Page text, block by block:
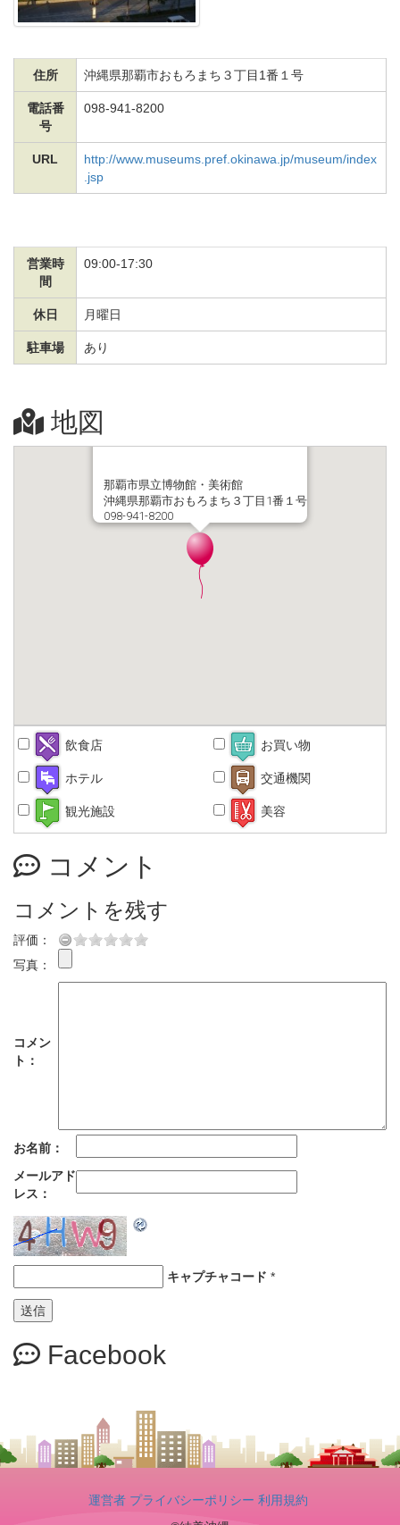
住所 沖縄県那覇市おもろまち３丁目1番１号
電話番
号
098-941-8200
URL
http://www.museums.pref.okinawa.jp/museum/index
.jsp
営業時
間
09:00-17:30
休日 月曜日
駐車場 あり
地図
那覇市県立博物館・美術館
沖縄県那覇市おもろまち３丁目1番１号
098-941-8200
飲食店 お買い物
ホテル 交通機関
観光施設 美容
コメント
コメントを残す
評価：
写真：
コメン
ト：
お名前：
メールアド
レス：
キャプチャコード *
Facebook
運営者 プライバシーポリシー 利用規約